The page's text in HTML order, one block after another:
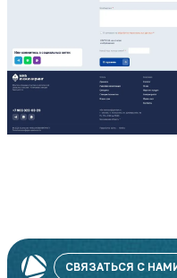
СВЯЗАТЬСЯ С